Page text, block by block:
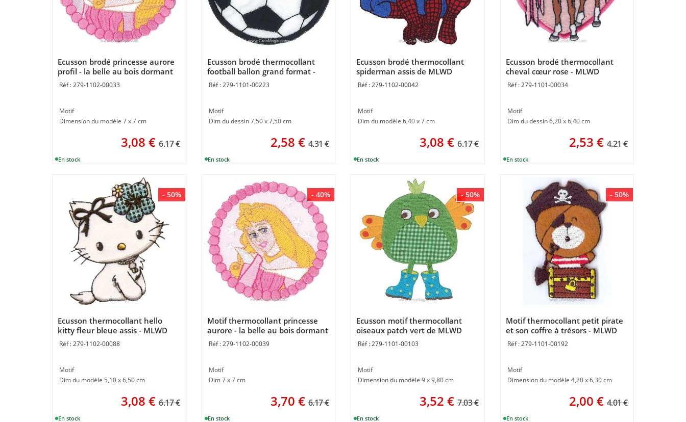
Ecusson brodé princesse aurore
profil - la belle au bois dormant
de MLWD
279-1102-00033
Motif
Dimension du modèle 7 x 7 cm
3,08 € 6.17 €
Ecusson brodé thermocollant
football ballon grand format -
MLWD279-1101-00223
Motif
Dim du dessin 7,50 x 7,50 cm
2,58 € 4.31 €
Ecusson brodé thermocollant
spiderman assis de MLWD
279-1102-00042
Motif
Dim du modèle 6,40 x 7 cm
3,08 € 6.17 €
Ecusson brodé thermocollant
cheval cœur rose - MLWD
279-1101-00034
Motif
Dim du dessin 6,20 x 6,40 cm
2,53 € 4.21 €
- 50%
Ecusson thermocollant hello
kitty fleur bleue assis - MLWD
279-1102-00088
Motif
Dim du modèle 5,10 x 6,50 cm
3,08 € 6.17 €
- 40%
Motif thermocollant princesse
aurore - la belle au bois dormant
de MLWD
279-1102-00039
Motif
Dim 7 x 7 cm
3,70 € 6.17 €
- 50%
Ecusson motif thermocollant
oiseaux patch vert de MLWD
279-1101-00103
Motif
Dimension du modèle 9 x 9,80 cm
3,52 € 7.03 €
- 50%
Motif thermocollant petit pirate
et son coffre à trésors - MLWD
279-1101-00192
Motif
Dimension du modèle 4,20 x 6,30 cm
2,00 € 4.01 €